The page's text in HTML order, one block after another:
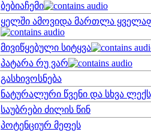
ბებიაჩემი
ყელში ამოვიდა მართლა
მივიწყებული სიტყვა
პატარა რუ ვარ
გასხივოსნება
ნატურალური წვენი და სხვა
საუბრები ძილის წინ
პოტენციურ მეფეს